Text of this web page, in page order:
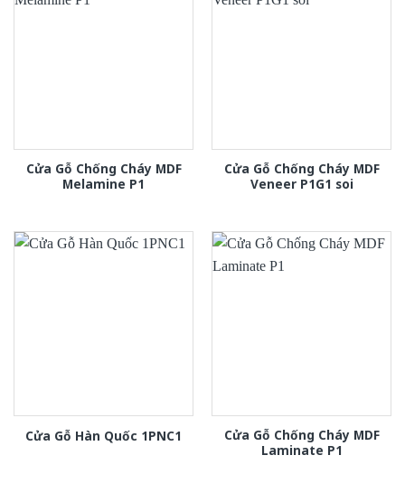
Cửa Gỗ Chống Cháy MDF
Melamine P1
Cửa Gỗ Chống Cháy MDF
Veneer P1G1 soi
Cửa Gỗ Hàn Quốc 1PNC1
Cửa Gỗ Chống Cháy MDF
Laminate P1